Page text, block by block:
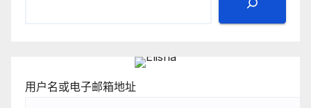
用户名或电子邮箱地址